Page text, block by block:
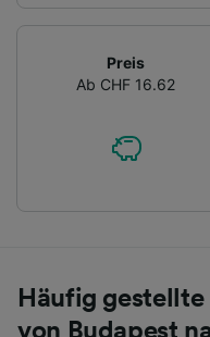
Preis
Ab CHF 16.62
Häufig
von Budapest